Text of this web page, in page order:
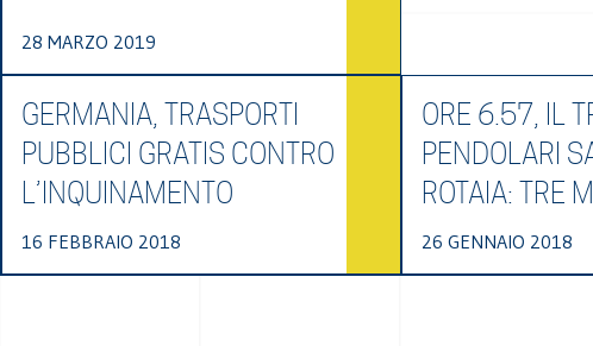
28 MARZO 2019
GERMANIA, TRASPORTI
PUBBLICI GRATIS CONTRO
L’INQUINAMENTO
16 FEBBRAIO 2018
ORE 6.57, IL
PENDOLARI
ROTAIA: TRE
26 GENNAIO 2018